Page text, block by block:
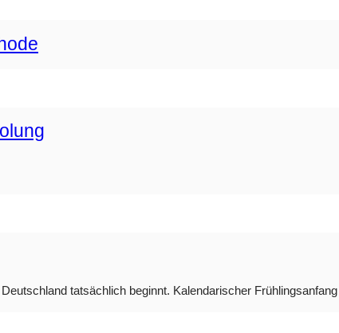
tatsächlich beginnt. Kalendarischer